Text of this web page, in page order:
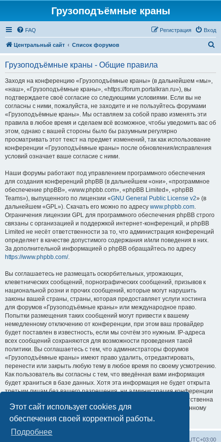
Этот сайт использует cookies для
обеспечения своей корректной работы.
Подробнее
Грузоподъёмные краны
FAQ Вход
Регистрация
Центральный сайт Список форумов
Грузоподъёмные краны - Общие правила
Заходя на конференцию «Грузоподъёмные краны» (в дальнейшем «мы»,
«наш», «Грузоподъёмные краны», «https://forum.portalkran.ru»), вы
подтверждаете своё согласие со следующими условиями. Если вы не
согласны с ними, пожалуйста, не заходите и не пользуйтесь форумами
«Грузоподъёмные краны». Мы оставляем за собой право изменять эти
правила в любое время и сделаем всё возможное, чтобы уведомить вас об
этом, однако с вашей стороны было бы разумным регулярно
просматривать этот текст на предмет изменений, так как использование
конференции «Грузоподъёмные краны» после обновления/исправления
условий означает ваше согласие с ними.
Наши форумы работают под управлением программного обеспечения
для создания конференций phpBB (в дальнейшем «они», «программное
обеспечение phpBB», «www.phpbb.com», «phpBB Limited», «phpBB
Teams»), выпущенного по лицензии «GNU General Public License v2» (в
дальнейшем «GPL»). Скачать его можно по адресу www.phpbb.com.
Ограничения лицензии GPL для программного обеспечения phpBB строго
связаны с организацией и поддержкой интернет-конференций, и phpBB
Limited не несёт ответственности за то, что администрация конференций
определяет в качестве допустимого содержания и/или поведения в них.
За дополнительной информацией о phpBB обращайтесь по адресу
https://www.phpbb.com/.
Вы соглашаетесь не размещать оскорбительных, угрожающих,
клеветнических сообщений, порнографических сообщений, призывов к
национальной розни и прочих сообщений, которые могут нарушить
законы вашей страны, страны, которая предоставляет услуги хостинга
для форумов «Грузоподъёмные краны» или международное право.
Попытки размещения таких сообщений могут привести к вашему
немедленному отключению от конференции, при этом ваш провайдер
будет поставлен в известность, если мы сочтём это нужным. IP-адреса
всех сообщений сохраняются для возможности проведения такой
политики. Вы соглашаетесь с тем, что администраторы форумов
«Грузоподъёмные краны» имеют право удалить, отредактировать,
перенести или закрыть любую тему в любое время по своему усмотрению.
Как пользователь вы согласны с тем, что введённая вами информация
будет храниться в базе данных. Хотя эта информация не будет открыта
третьим лицам без вашего разрешения, ни администрация конференции
«Грузоподъёмные краны», ни phpBB Limited не может быть ответственна
за действия хакеров, которые могут привести к несанкционированному
доступу к ней.
UTC+03:00